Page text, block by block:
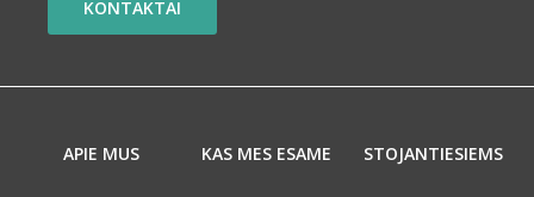
KONTAKTAI
APIE MUS KAS MES ESAME STOJANTIESIEMS